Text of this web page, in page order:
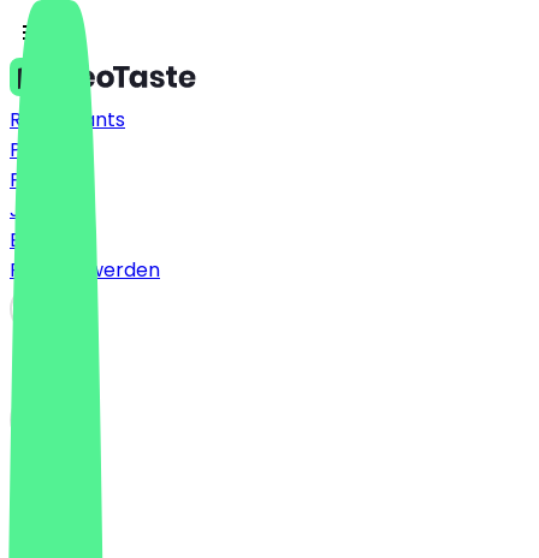
Restaurants
Preise
FAQ
Jobs
Blog
Partner werden